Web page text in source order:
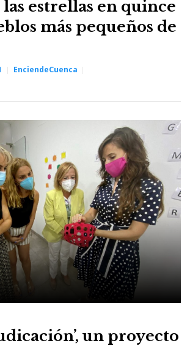
estrellas en quince
más pequeños de
EnciendeCuenca
un proyecto